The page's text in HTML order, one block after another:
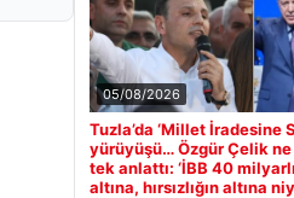
05/08/2026
Tuzla’da ‘Millet İradesine
yürüyüşü… Özgür Çelik
tek anlattı: ‘İBB 40
altına, hırsızlığın altına